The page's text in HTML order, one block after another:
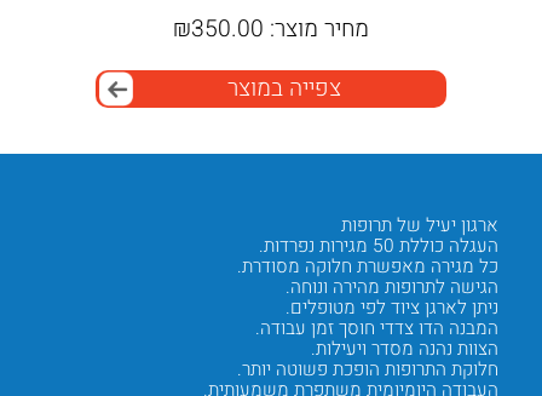
מחיר מוצר: ₪350.00
צפייה במוצר
ארגון יעיל של תרופות
העגלה כוללת 50 מגירות נפרדות.
כל מגירה מאפשרת חלוקה מסודרת.
הגישה לתרופות מהירה ונוחה.
ניתן לארגן ציוד לפי מטופלים.
המבנה הדו צדדי חוסך זמן עבודה.
הצוות נהנה מסדר ויעילות.
חלוקת התרופות הופכת פשוטה יותר.